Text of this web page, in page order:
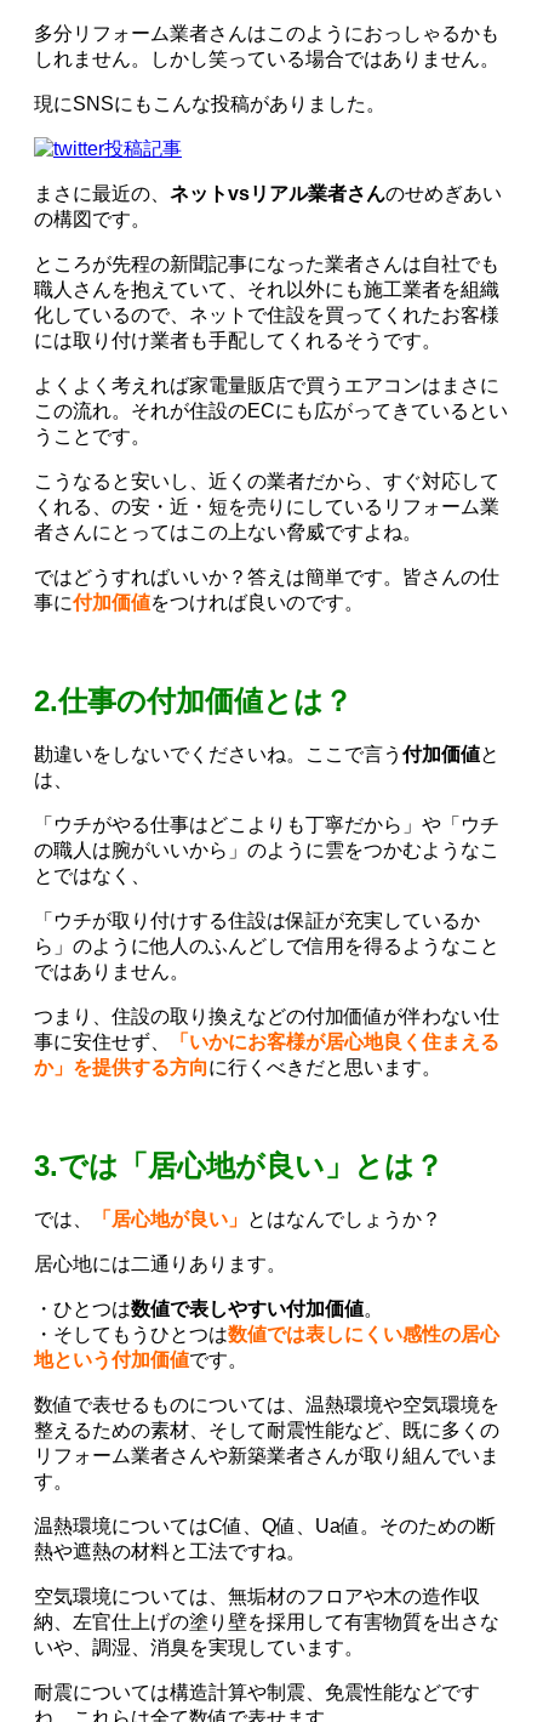
多分リフォーム業者さんはこのようにおっしゃるかも
しれません。しかし笑っている場合ではありません。
現にSNSにもこんな投稿がありました。
まさに最近の、 ネットvsリアル業者さんのせめぎあい
の構図です。
ところが先程の新聞記事になった業者さんは自社でも
職人さんを抱えていて、それ以外にも施工業者を組織
化しているので、ネットで住設を買ってくれたお客様
には取り付け業者も手配してくれるそうです。
よくよく考えれば家電量販店で買うエアコンはまさに
この流れ。それが住設のECにも広がってきているとい
うことです。
こうなると安いし、近くの業者だから、すぐ対応して
くれる、の安・近・短を売りにしているリフォーム業
者さんにとってはこの上ない脅威ですよね。
ではどうすればいいか？答えは簡単です。皆さんの仕
事に付加価値をつければ良いのです。
2.仕事の付加価値とは？
勘違いをしないでくださいね。ここで言う 付加価値と
は、
「ウチがやる仕事はどこよりも丁寧だから」や「ウチ
の職人は腕がいいから」のように雲をつかむようなこ
とではなく、
「ウチが取り付けする住設は保証が充実しているか
ら」のように他人のふんどしで信用を得るようなこと
ではありません。
つまり、住設の取り換えなどの付加価値が伴わない仕
事に安住せず、
「いかにお客様が居心地良く住まえる
か」を提供する方向に行くべきだと思います。
3.では「居心地が良い」とは？
では、 「居心地が良い」 とはなんでしょうか？
居心地には二通りあります。
・ひとつは数値で表しやすい付加価値。
・そしてもうひとつは数値では表しにくい感性の居心
地という付加価値です。
数値で表せるものについては、温熱環境や空気環境を
整えるための素材、そして耐震性能など、既に多くの
リフォーム業者さんや新築業者さんが取り組んでいま
す。
温熱環境についてはC値、Q値、Ua値。そのための断
熱や遮熱の材料と工法ですね。
空気環境については、無垢材のフロアや木の造作収
納、左官仕上げの塗り壁を採用して有害物質を出さな
いや、調湿、消臭を実現しています。
耐震については構造計算や制震、免震性能などです
ね。これらは全て数値で表せます。